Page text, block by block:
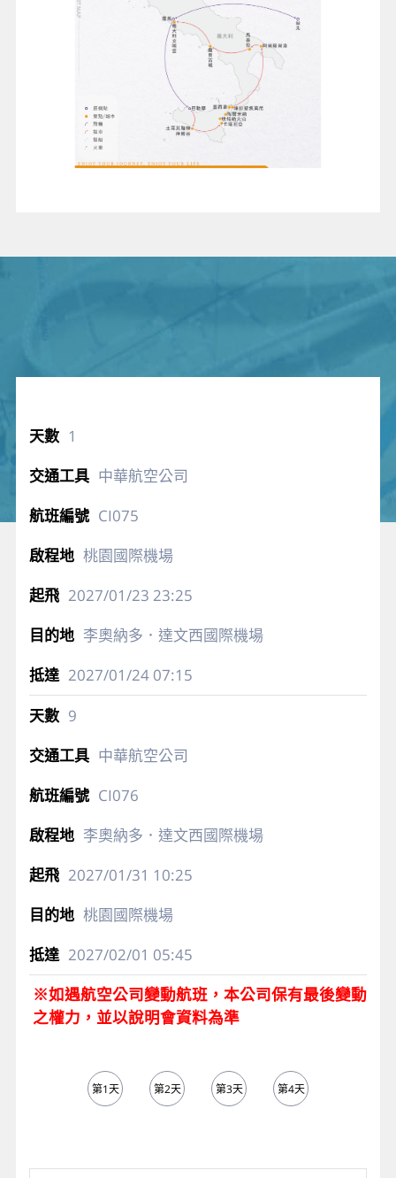
1
中華航空公司
CI075
桃園國際機場
2027/01/23 23:25
李奧納多．達文西國際機場
2027/01/2407:15
9
中華航空公司
CI076
李奧納多．達文西國際機場
2027/01/31 10:25
桃園國際機場
2027/02/01 05:45
※如遇航空公司變動航班，本公司保有最後變動
之權力，並以說明會資料為準
第1天 第2天 第3天 第4天